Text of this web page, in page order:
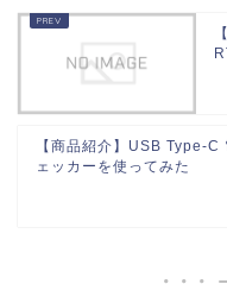
【商品紹介】USB Type-C
ェッカーを使ってみた